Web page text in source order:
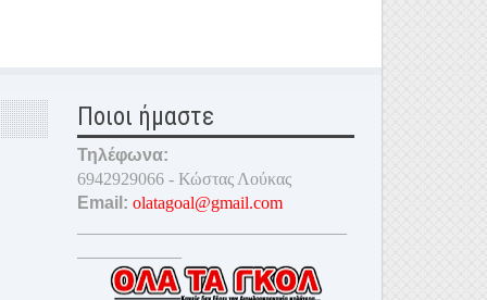
Ποιοι ήμαστε
Τηλέφωνα:
6942929066 - Κώστας Λούκας
Email: olatagoal@gmail.com